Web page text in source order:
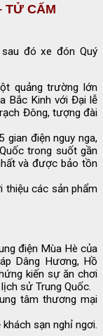
TỬ CẤM
đó xe đón Quý
quảng trường lớn
Bắc Kinh với Đại lễ
Đông, tượng đài
điện nguy nga,
trong suốt gần
và được bảo tồn
thiệu các sản phẩm
điện Mùa Hè của
Dâng Hương, Hồ
kiến sự ăn chơi
sử Trung Quốc.
tâm thương mại
sạn nghỉ ngơi.